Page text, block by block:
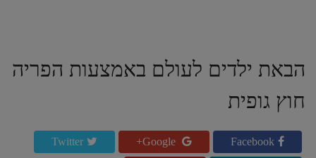
הבאת ילדים לעולם באמצעות הפריה
חוץ גופית
Facebook
Twitter